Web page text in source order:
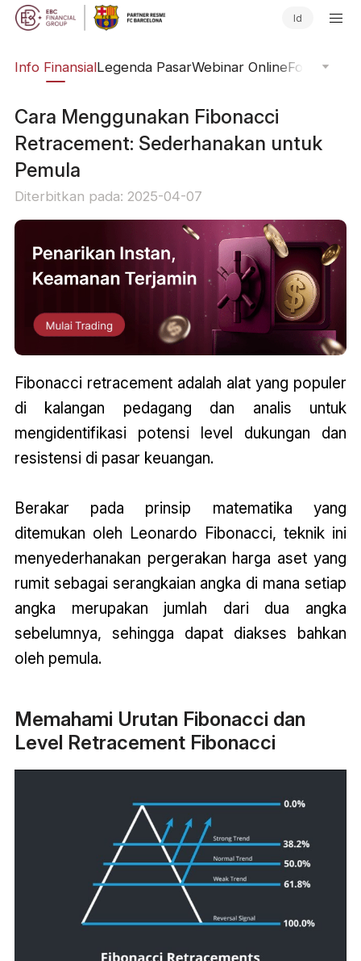
Id
Info FinansialLegenda PasarWebinar OnlineFokus
Cara Menggunakan Fibonacci
Retracement: Sederhanakan untuk
Pemula
Diterbitkan pada: 2025-04-07
Fibonacci retracement adalah alat yang populer
di kalangan pedagang dan analis untuk
mengidentifikasi potensi level dukungan dan
resistensi di pasar keuangan.
Berakar pada prinsip matematika yang
ditemukan oleh Leonardo Fibonacci, teknik ini
menyederhanakan pergerakan harga aset yang
rumit sebagai serangkaian angka di mana setiap
angka merupakan jumlah dari dua angka
sebelumnya, sehingga dapat diakses bahkan
oleh pemula.
Memahami Urutan Fibonacci dan
Level Retracement Fibonacci